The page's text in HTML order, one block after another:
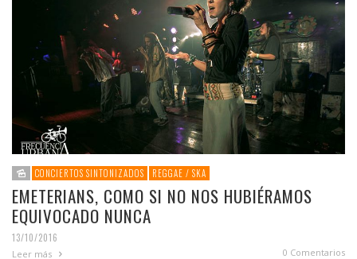
CONCIERTOS SINTONIZADOS REGGAE / SKA
EMETERIANS, COMO SI NO NOS HUBIÉRAMOS
EQUIVOCADO NUNCA
13/10/2016
Leer más 0 Comentarios